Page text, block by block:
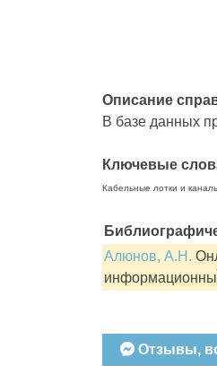
Описание
В базе данных
Ключевые
Кабельные лотки и
Алюнов, А.Н.
Отзывы,